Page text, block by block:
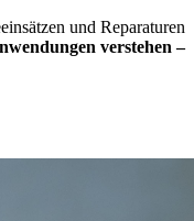
und Reparaturen
verstehen –